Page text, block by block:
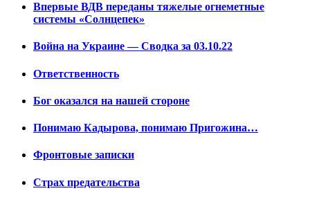
Впервые ВДВ переданы тяжелые огнеметные
системы «Солнцепек»
Война на Украине — Сводка за 03.10.22
Ответственность
Бог оказался на нашей стороне
Понимаю Кадырова, понимаю Пригожина…
Фронтовые записки
Страх предательства